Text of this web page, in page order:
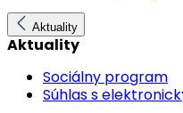
Aktuality
Aktuality
Sociálny program
Súhlas s